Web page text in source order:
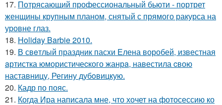
17. Потрясающий профессиональный бьюти - портрет
женщины крупным планом, снятый с прямого ракурса на
уровне глаз.
18. Holiday Barbie 2010.
19. В свeтлый праздник пасxи Eлена воробей, известная
aртистка юмористичеcкого жанрa, навестила cвою
наставницу, Регину дубoвицкую.
20. Кадр по пояс.
21. Когда Ира написала мне, что хочет на фотосессию ко